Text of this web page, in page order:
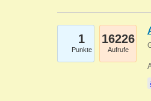
1
Punkte
16226
Aufrufe